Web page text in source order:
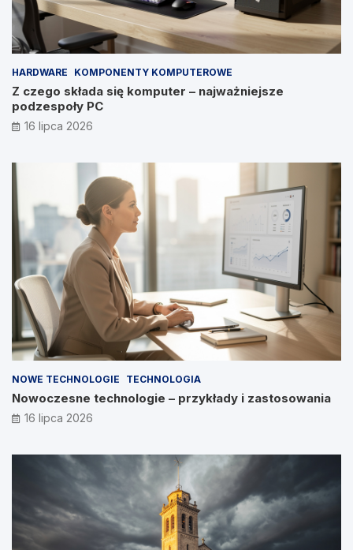
HARDWARE KOMPONENTY KOMPUTEROWE
Z czego składa się komputer – najważniejsze
podzespoły PC
16 lipca 2026
NOWE TECHNOLOGIE TECHNOLOGIA
Nowoczesne technologie – przykłady i zastosowania
16 lipca 2026